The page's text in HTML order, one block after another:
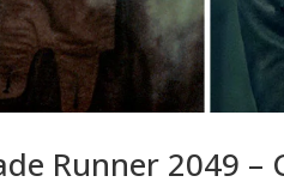
Runner 2049